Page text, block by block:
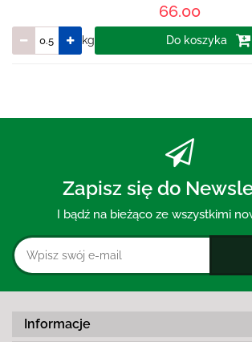
66.00
kg Do koszyka
Zapisz się do
I bądź na bieżąco ze wszystkimi
Informacje